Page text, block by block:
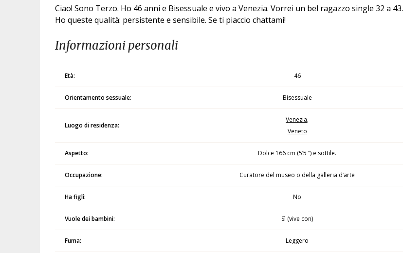
Ciao! Sono Terzo. Ho 46 anni e Bisessuale e vivo a Venezia. Vorrei un bel ragazzo single 32 a 43.
Ho queste qualità: persistente e sensibile. Se ti piaccio chattami!
Informazioni personali
Età: 46
Orientamento sessuale: Bisessuale
Luogo di residenza:
Venezia,
Veneto
Aspetto: Dolce 166 cm (5’5 “) e sottile.
Occupazione: Curatore del museo o della galleria d’arte
Ha figli: No
Vuole dei bambini: Sì (vive con)
Fuma: Leggero